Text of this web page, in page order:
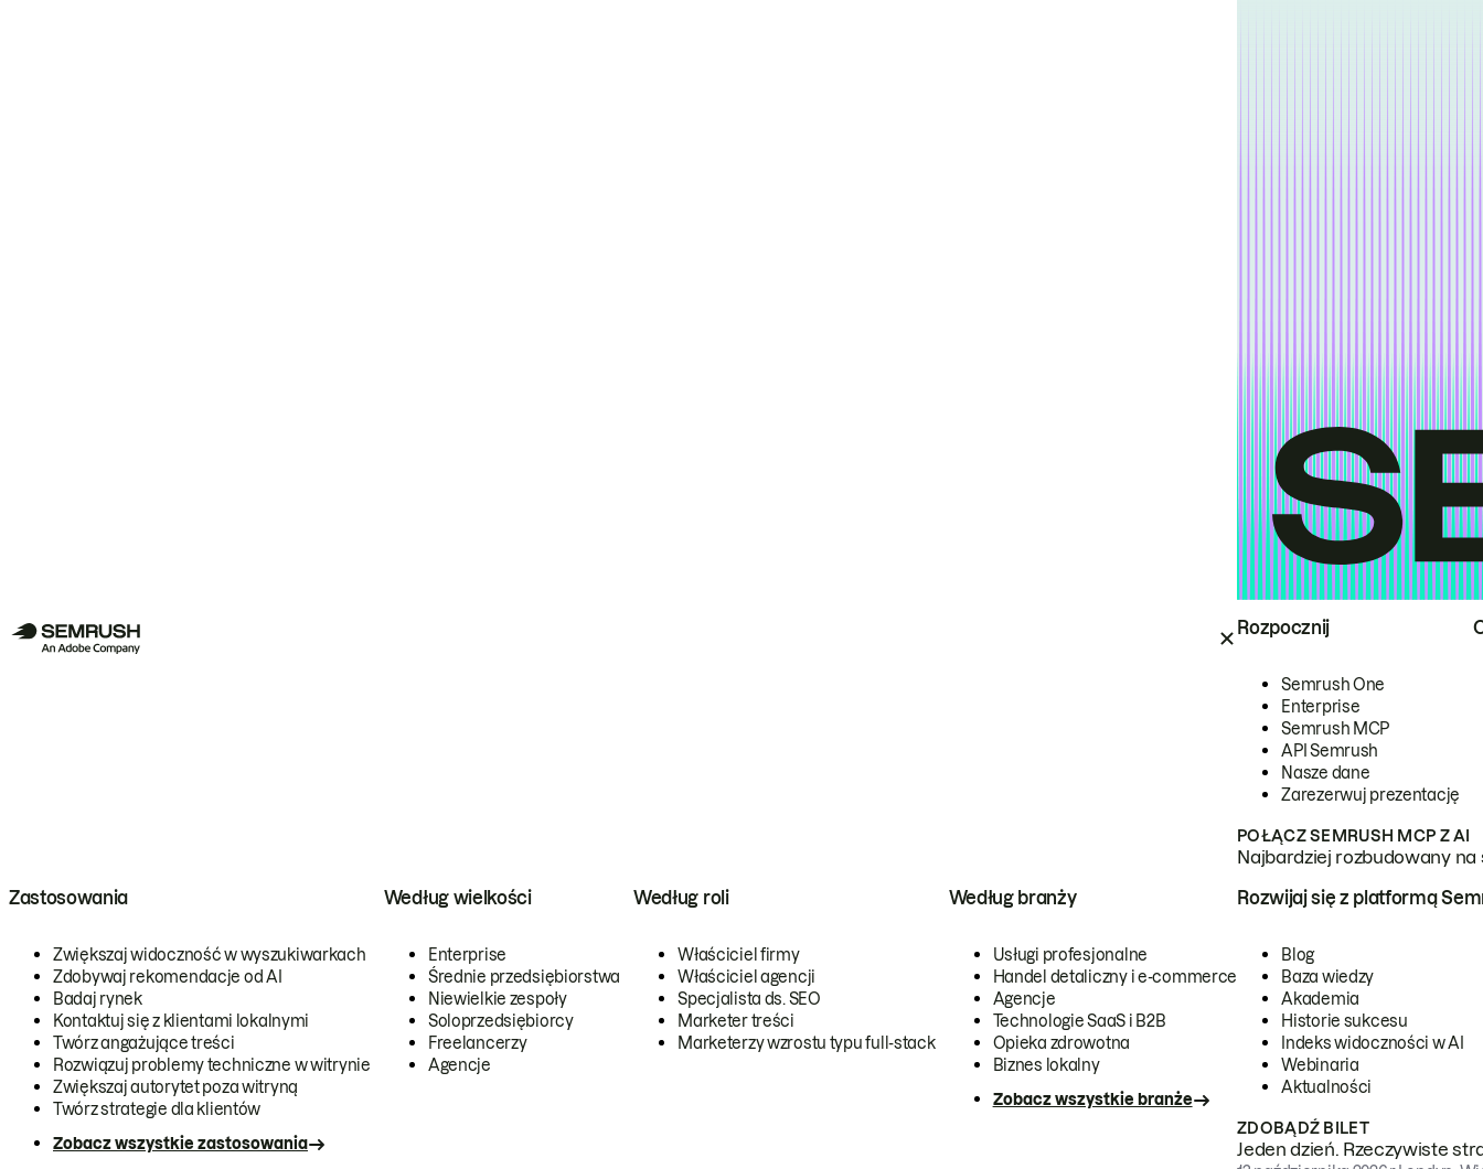
Rozpocznij
Semrush One
Enterprise
Semrush MCP
API Semrush
Nasze dane
Zarezerwuj prezentację
POŁĄCZ SEMRUSH MCP Z AI
Najbardziej rozbudowany
Zastosowania
Zwiększaj widoczność w wyszukiwarkach
Zdobywaj rekomendacje od AI
Badaj rynek
Kontaktuj się z klientami lokalnymi
Twórz angażujące treści
Rozwiązuj problemy techniczne w witrynie
Zwiększaj autorytet poza witryną
Twórz strategie dla klientów
Zobacz wszystkie zastosowania
Według wielkości
Enterprise
Średnie przedsiębiorstwa
Niewielkie zespoły
Soloprzedsiębiorcy
Freelancerzy
Agencje
Według roli
Właściciel firmy
Właściciel agencji
Specjalista ds. SEO
Marketer treści
Marketerzy wzrostu typu full-stack
Według branży
Usługi profesjonalne
Handel detaliczny i e-commerce
Agencje
Technologie SaaS i B2B
Opieka zdrowotna
Biznes lokalny
Zobacz wszystkie branże
Rozwijaj się z platformą
Blog
Baza wiedzy
Akademia
Historie sukcesu
Indeks widoczności w AI
Webinaria
Aktualności
ZDOBĄDŹ BILET
Jeden dzień. Rzeczywiste